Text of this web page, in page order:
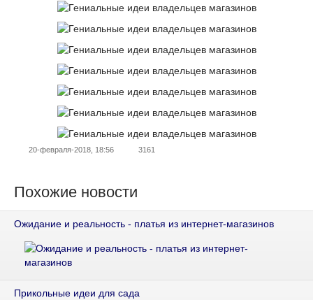
20-февраля-2018, 18:56 3161
Похожие новости
Ожидание и реальность - платья из интернет-магазинов
Прикольные идеи для сада